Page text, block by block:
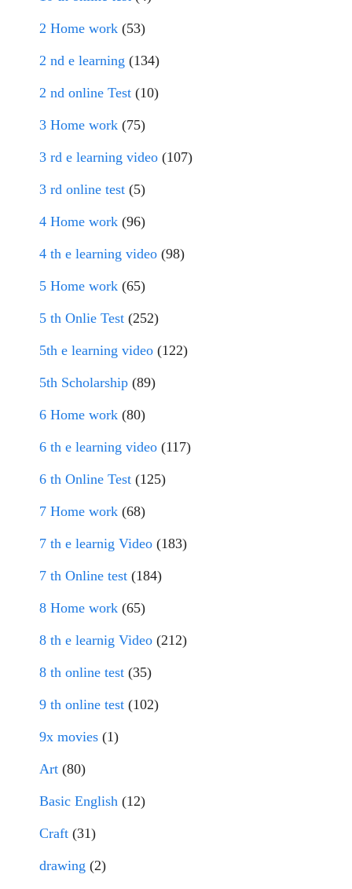
2 Home work (53)
2 nd e learning (134)
2 nd online Test (10)
3 Home work (75)
3 rd e learning video (107)
3 rd online test (5)
4 Home work (96)
4 th e learning video (98)
5 Home work (65)
5 th Onlie Test (252)
5th e learning video (122)
5th Scholarship (89)
6 Home work (80)
6 th e learning video (117)
6 th Online Test (125)
7 Home work (68)
7 th e learnig Video (183)
7 th Online test (184)
8 Home work (65)
8 th e learnig Video (212)
8 th online test (35)
9 th online test (102)
9x movies (1)
Art (80)
Basic English (12)
Craft (31)
drawing (2)